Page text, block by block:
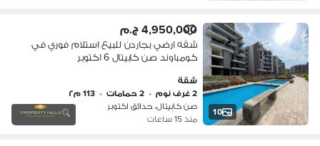
10
4,950,000 ج.م
شقه ارضي بجاردن للبيع استلام فوري في
كومباوند صن كابيتال 6 اكتوبر
شقة
2 غرف نوم
• 2 حمامات • 113 م٢
صن كابيتال، حدائق اكتوبر
منذ 15 ساعات